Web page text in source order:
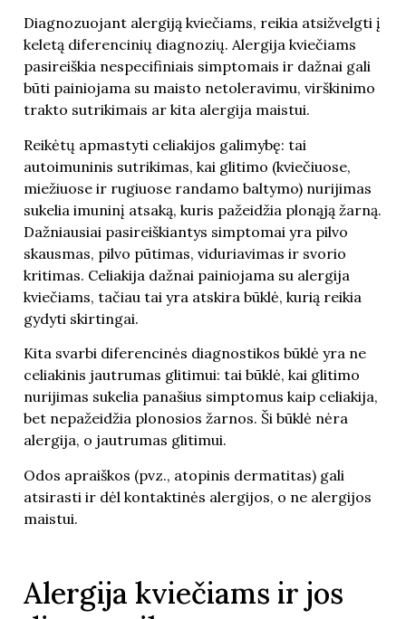
Diagnozuojant alergiją kviečiams, reikia atsižvelgti į
keletą diferencinių diagnozių. Alergija kviečiams
pasireiškia nespecifiniais simptomais ir dažnai gali
būti painiojama su maisto netoleravimu, virškinimo
trakto sutrikimais ar kita alergija maistui.
Reikėtų apmastyti celiakijos galimybę: tai
autoimuninis sutrikimas, kai glitimo (kviečiuose,
miežiuose ir rugiuose randamo baltymo) nurijimas
sukelia imuninį atsaką, kuris pažeidžia plonąją žarną.
Dažniausiai pasireiškiantys simptomai yra pilvo
skausmas, pilvo pūtimas, viduriavimas ir svorio
kritimas. Celiakija dažnai painiojama su alergija
kviečiams, tačiau tai yra atskira būklė, kurią reikia
gydyti skirtingai.
Kita svarbi diferencinės diagnostikos būklė yra ne
celiakinis jautrumas glitimui: tai būklė, kai glitimo
nurijimas sukelia panašius simptomus kaip celiakija,
bet nepažeidžia plonosios žarnos. Ši būklė nėra
alergija, o jautrumas glitimui.
Odos apraiškos (pvz., atopinis dermatitas) gali
atsirasti ir dėl kontaktinės alergijos, o ne alergijos
maistui.
Alergija kviečiams ir jos